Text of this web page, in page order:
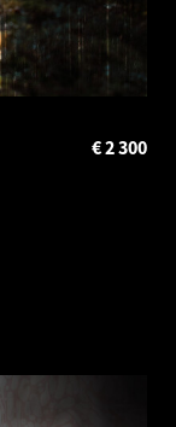
2 300
€